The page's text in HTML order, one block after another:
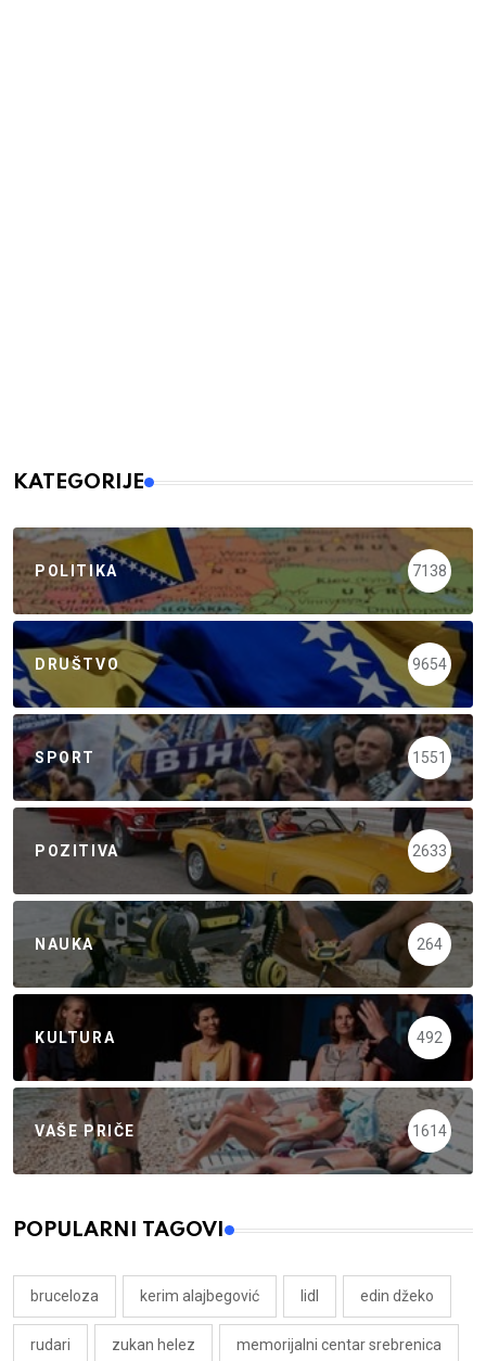
KATEGORIJE
POLITIKA 7138
DRUŠTVO 9654
SPORT 1551
POZITIVA 2633
NAUKA 264
KULTURA 492
VAŠE PRIČE 1614
POPULARNI TAGOVI
bruceloza kerim alajbegović lidl edin džeko
rudari zukan helez memorijalni centar srebrenica